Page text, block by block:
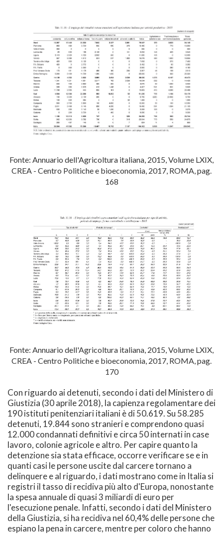
Fonte: Annuario dell'Agricoltura italiana, 2015, Volume LXIX,
CREA - Centro Politiche e bioeconomia, 2017, ROMA, pag.
168
Fonte: Annuario dell'Agricoltura italiana, 2015, Volume LXIX,
CREA - Centro Politiche e bioeconomia, 2017, ROMA, pag.
170
Con riguardo ai detenuti, secondo i dati del Ministero di
Giustizia (30 aprile 2018), la capienza regolamentare dei
190 istituti penitenziari italiani è di 50.619. Su 58.285
detenuti, 19.844 sono stranieri e comprendono quasi
12.000 condannati definitivi e circa 50 internati in case
lavoro, colonie agricole e altro. Per capire quanto la
detenzione sia stata efficace, occorre verificare se e in
quanti casi le persone uscite dal carcere tornano a
delinquere e al riguardo, i dati mostrano come in Italia si
registri il tasso di recidiva più alto d'Europa, nonostante
la spesa annuale di quasi 3 miliardi di euro per
l'esecuzione penale. Infatti, secondo i dati del Ministero
della Giustizia, si ha recidiva nel 60,4% delle persone che
espiano la pena in carcere, mentre per coloro che hanno